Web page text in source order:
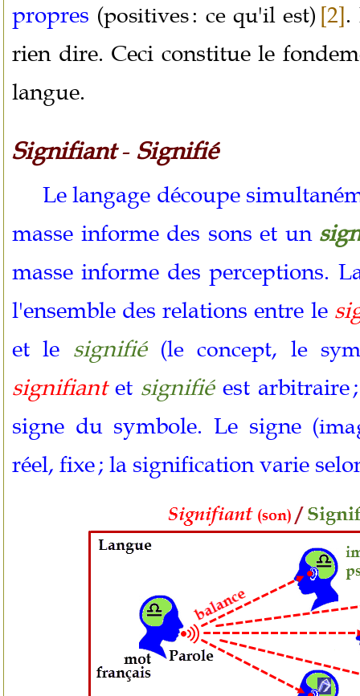
propres (positives : ce qu'il est) [2].
rien dire. Ceci constitue le
langue.
Signifiant- Signifié
Le langage découpe
masse informe des sons et un
masse informe des perceptions.
l'ensemble des relations entre le
et le signifié (le concept, le
signifiantet signifiéest arbitraire
signe du symbole. Le signe
réel, fixe ; la signification varie